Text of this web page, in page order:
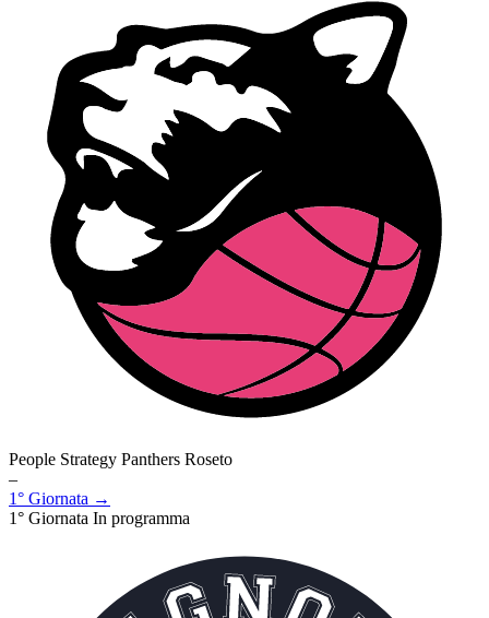
People Strategy Panthers Roseto
–
1° Giornata →
1° Giornata In programma